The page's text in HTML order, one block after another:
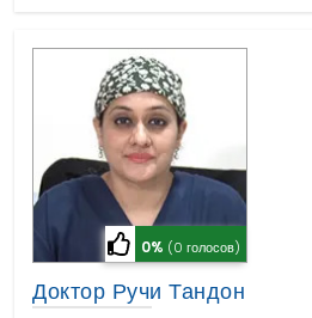
0% (0 голосов)
Доктор Ручи Тандон